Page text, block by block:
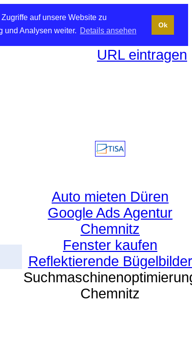
auf unsere Website zu
und Analysen weiter. Details ansehen
Ok
URL eintragen
Auto mieten Düren
Google Ads Agentur
Chemnitz
Fenster kaufen
Reflektierende Bügelbilder
Chemnitz